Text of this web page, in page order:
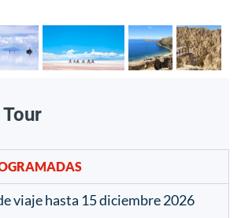
viaje hasta 15 diciembre 2026